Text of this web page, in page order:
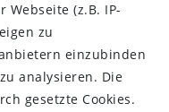
Webseite (z.B. IP-
zu
einzubinden
analysieren. Die
gesetzte Cookies.